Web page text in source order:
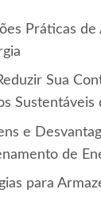
Práticas
Sua
Sustentáveis
e
de
para